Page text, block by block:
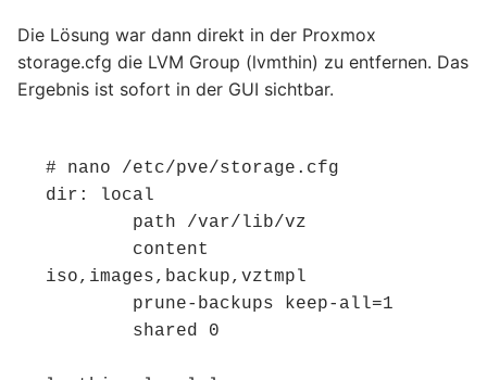
Die Lösung war dann direkt in der Proxmox
storage.cfg die LVM Group (lvmthin) zu entfernen. Das
Ergebnis ist sofort in der GUI sichtbar.
# nano /etc/pve/storage.cfg
dir: local
iso,images,backup,vztmpl